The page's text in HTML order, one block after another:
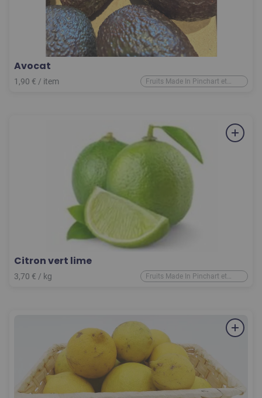
Avocat
1,90 € / item
Fruits Made In Pinchart et
d'ailleurs
Citron vert lime
3,70 € / kg
Fruits Made In Pinchart et
d'ailleurs